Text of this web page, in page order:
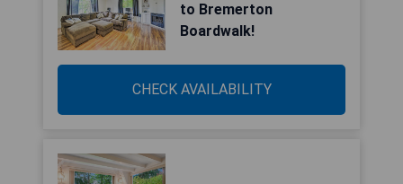
to Bremerton
Boardwalk!
CHECK AVAILABILITY